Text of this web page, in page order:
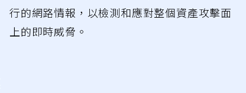
行的網路情報，以檢測和應對整個資產攻擊面
上的即時威脅。